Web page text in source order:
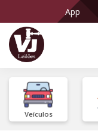
App
Veículos